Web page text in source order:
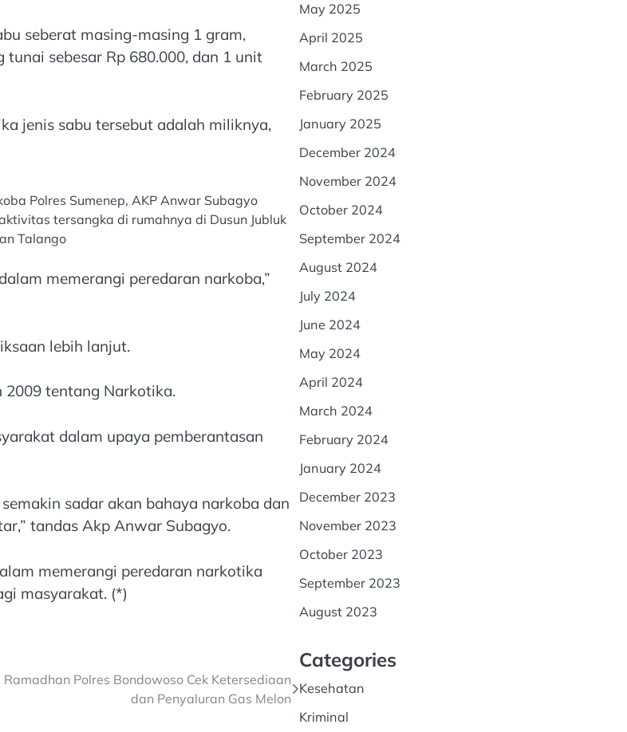
seberat masing-masing 1 gram,
sebesar Rp 680.000, dan 1 unit
jenis sabu tersebut adalah miliknya,
Polres Sumenep, AKP Anwar Subagyo
tersangka di rumahnya di Dusun Jubluk
Talango
memerangi peredaran narkoba,”
lebih lanjut.
2009 tentang Narkotika.
dalam upaya pemberantasan
sadar akan bahaya narkoba dan
tandas Akp Anwar Subagyo.
memerangi peredaran narkotika
masyarakat. (*)
Ramadhan Polres Bondowoso Cek Ketersediaan
dan Penyaluran Gas Melon
May 2025
April 2025
March 2025
February 2025
January 2025
December 2024
November 2024
October 2024
September 2024
August 2024
July 2024
June 2024
May 2024
April 2024
March 2024
February 2024
January 2024
December 2023
November 2023
October 2023
September 2023
August 2023
Categories
Kesehatan
Kriminal